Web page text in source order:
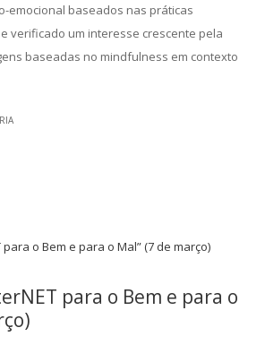
emocional baseados nas práticas
verificado um interesse crescente pela
baseadas no mindfulness em contexto
para o Bem e para o